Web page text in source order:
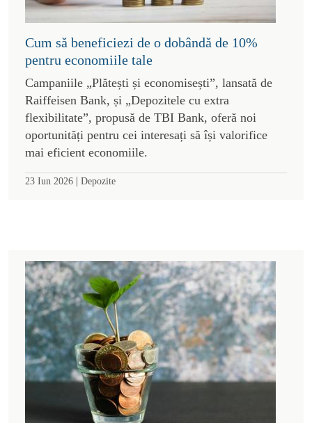
Cum să beneficiezi de o dobândă de 10%
pentru economiile tale
Campaniile „Plătești și economisești”, lansată de
Raiffeisen Bank, și „Depozitele cu extra
flexibilitate”, propusă de TBI Bank, oferă noi
oportunități pentru cei interesați să își valorifice
mai eficient economiile.
23 Iun 2026 | Depozite